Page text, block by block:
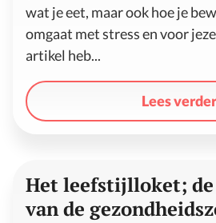
wat je eet, maar ook hoe je
omgaat met stress en voor
artikel heb...
Lees verder
Het leefstijlloket;
van de